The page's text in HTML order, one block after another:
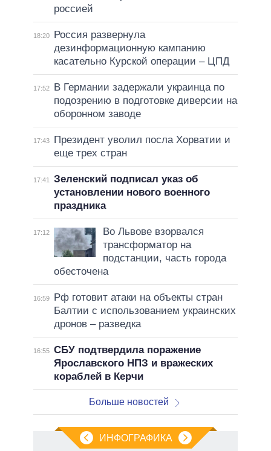
россией
18:20
Россия развернула
дезинформационную кампанию
касательно Курской операции – ЦПД
17:52
В Германии задержали украинца по
подозрению в подготовке диверсии на
оборонном заводе
17:43
Президент уволил посла Хорватии и
еще трех стран
17:41
Зеленский подписал указ об
установлении нового военного
праздника
17:12
Во Львове взорвался
трансформатор на
подстанции, часть города
обесточена
16:59
Рф готовит атаки на объекты стран
Балтии с использованием украинских
дронов – разведка
16:55 СБУ подтвердила поражение
Ярославского НПЗ и вражеских
кораблей в Керчи
Больше новостей
ИНФОГРАФИКА